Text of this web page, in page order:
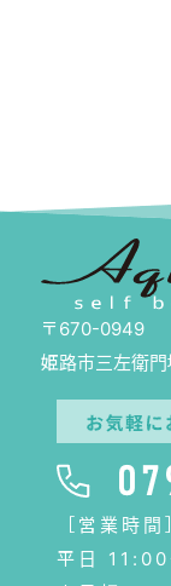
〒670-0949
姫路市三左衛
［営業時間
平日